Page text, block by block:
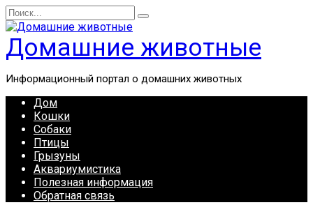
Перейти
к
содержанию
Search
for:
Домашние животные
Информационный портал о домашних животных
Дом
Кошки
Собаки
Птицы
Грызуны
Аквариумистика
Полезная информация
Обратная связь